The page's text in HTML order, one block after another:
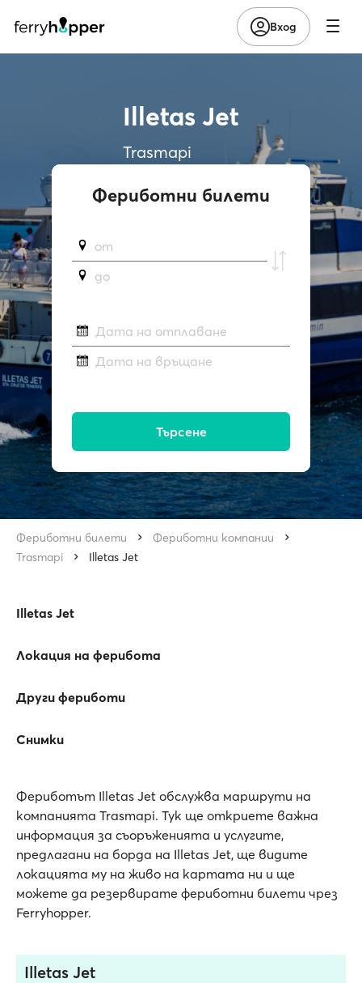
Вход
Illetas Jet
Trasmapi
Фериботни билети
от
до
Дата на отплаване
Дата на връщане
Търсене
Фериботни билети
Фериботни компании
Trasmapi
Illetas Jet
Illetas Jet
Локация на ферибота
Други фериботи
Снимки
Фериботът Illetas Jet обслужва маршрути на
компанията Trasmapi. Тук ще откриете важна
информация за съоръженията и услугите,
предлагани на борда на Illetas Jet, ще видите
локацията му на живо на картата ни и ще
можете да резервирате фериботни билети чрез
Ferryhopper.
Illetas Jet